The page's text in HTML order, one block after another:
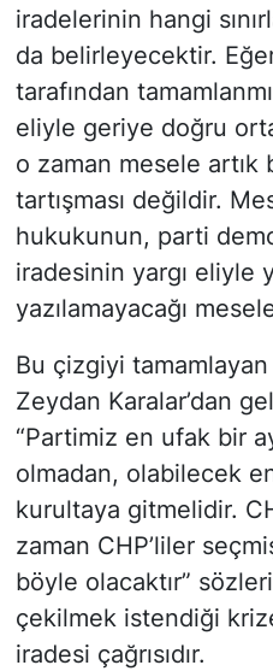
iradelerinin hangi
da belirleyecektir.
tarafından
eliyle geriye doğru
o zaman mesele artık
tartışması değildir.
hukukunun, parti
iradesinin yargı eliyle
yazılamayacağı
Bu çizgiyi
Zeydan Karalar’dan
“Partimiz en ufak bir
olmadan, olabilecek
kurultaya gitmelidir.
zaman CHP’liler
böyle olacaktır”
çekilmek istendiği
iradesi çağrısıdır.